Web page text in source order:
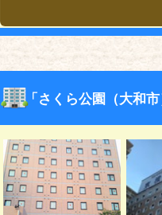
「さくら公園（大和